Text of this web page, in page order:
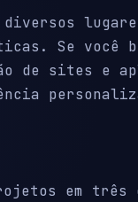
Se você
de sites e
em três